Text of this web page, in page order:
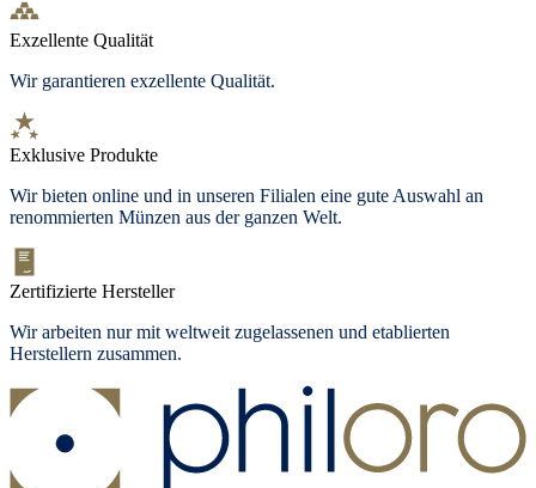
Exzellente Qualität
Wir garantieren exzellente Qualität.
Exklusive Produkte
Wir bieten online und in unseren Filialen eine gute Auswahl an
renommierten Münzen aus der ganzen Welt.
Zertifizierte Hersteller
Wir arbeiten nur mit weltweit zugelassenen und etablierten
Herstellern zusammen.